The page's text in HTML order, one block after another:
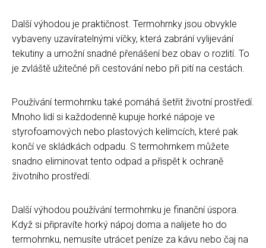
Další výhodou je praktičnost. Termohrnky jsou obvykle
vybaveny uzavíratelnými víčky, která zabrání vylijevání
tekutiny a umožní snadné přenášení bez obav o rozlití. To
je zvláště užitečné při cestování nebo při pití na cestách.
Používání termohrnku také pomáhá šetřit životní prostředí.
Mnoho lidí si každodenně kupuje horké nápoje ve
styrofoamových nebo plastových kelímcích, které pak
končí ve skládkách odpadu. S termohrnkem můžete
snadno eliminovat tento odpad a přispět k ochraně
životního prostředí.
Další výhodou používání termohrnku je finanční úspora.
Když si připravíte horký nápoj doma a nalijete ho do
termohrnku, nemusíte utrácet peníze za kávu nebo čaj na